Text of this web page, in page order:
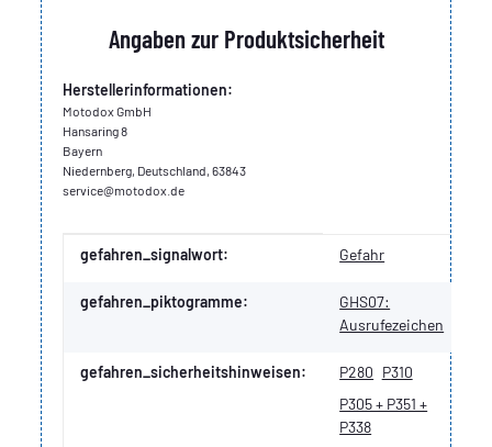
Angaben zur Produktsicherheit
Herstellerinformationen:
Motodox GmbH
Hansaring 8
Bayern
Niedernberg, Deutschland, 63843
service@motodox.de
Produkteigenschaft
Wert
gefahren_signalwort: Gefahr
gefahren_piktogramme:
GHS07:
Ausrufezeichen
gefahren_sicherheitshinweisen: P280 P310
P305 + P351 +
P338